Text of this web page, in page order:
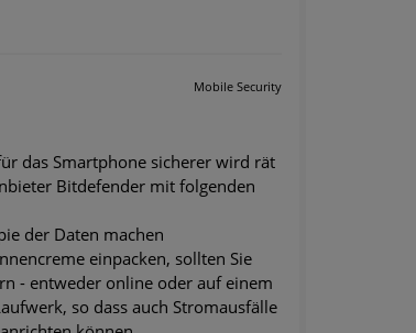
Mobile Security
das Smartphone sicherer wird rät
Bitdefender mit folgenden
der Daten machen
einpacken, sollten Sie
- entweder online oder auf einem
so dass auch Stromausfälle